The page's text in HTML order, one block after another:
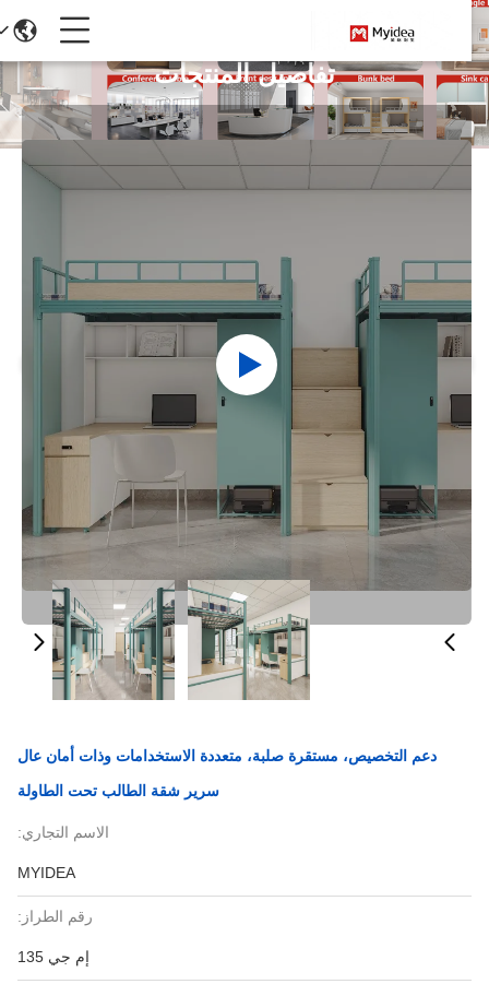
تفاصيل المنتجات
دعم التخصيص، مستقرة صلبة، متعددة الاستخدامات وذات أمان عال
سرير شقة الطالب تحت الطاولة
الاسم التجاري:
MYIDEA
رقم الطراز:
إم جي 135